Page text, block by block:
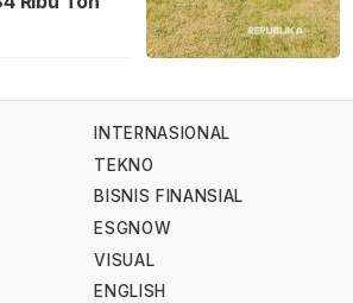
INTERNASIONAL
TEKNO
BISNIS FINANSIAL
ESGNOW
VISUAL
ENGLISH